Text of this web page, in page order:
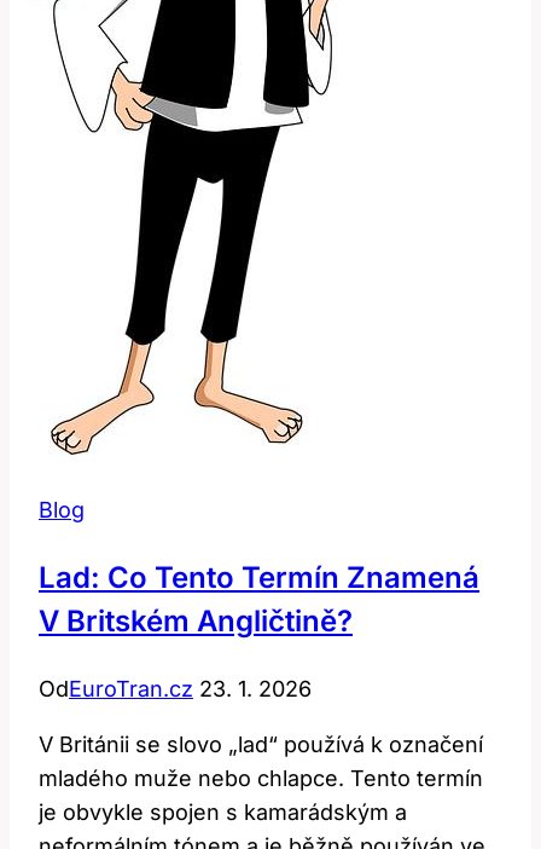
Blog
Lad: Co Tento Termín Znamená
V Britském Angličtině?
OdEuroTran.cz 23. 1. 2026
V Británii se slovo „lad“ používá k označení
mladého muže nebo chlapce. Tento termín
je obvykle spojen s kamarádským a